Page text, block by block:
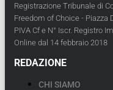
Registrazione Tribunale di
Freedom of Choice - Piazza
PIVA Cf e N° Iscr. Registro
Online dal 14 febbraio 2018
REDAZIONE
CHI SIAMO